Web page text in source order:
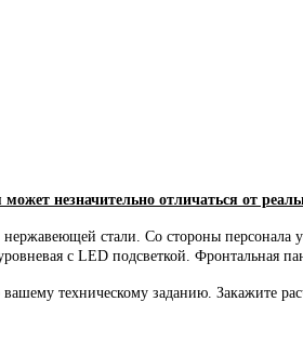
незначительно отличаться от
стали. Со стороны
с LED подсветкой. Фронтальная
техническому заданию. Закажите